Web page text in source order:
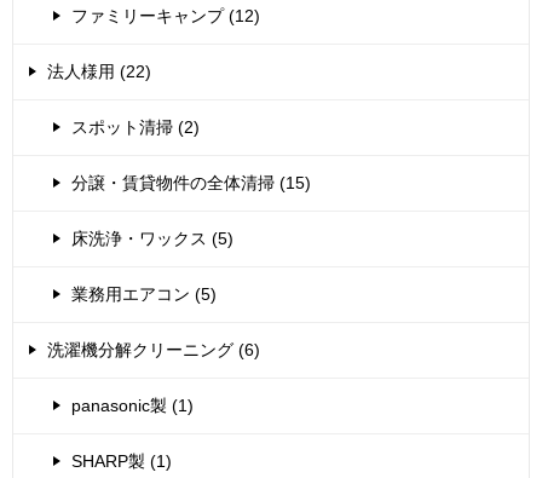
ファミリーキャンプ (12)
法人様用 (22)
スポット清掃 (2)
分譲・賃貸物件の全体清掃 (15)
床洗浄・ワックス (5)
業務用エアコン (5)
洗濯機分解クリーニング (6)
panasonic製 (1)
SHARP製 (1)